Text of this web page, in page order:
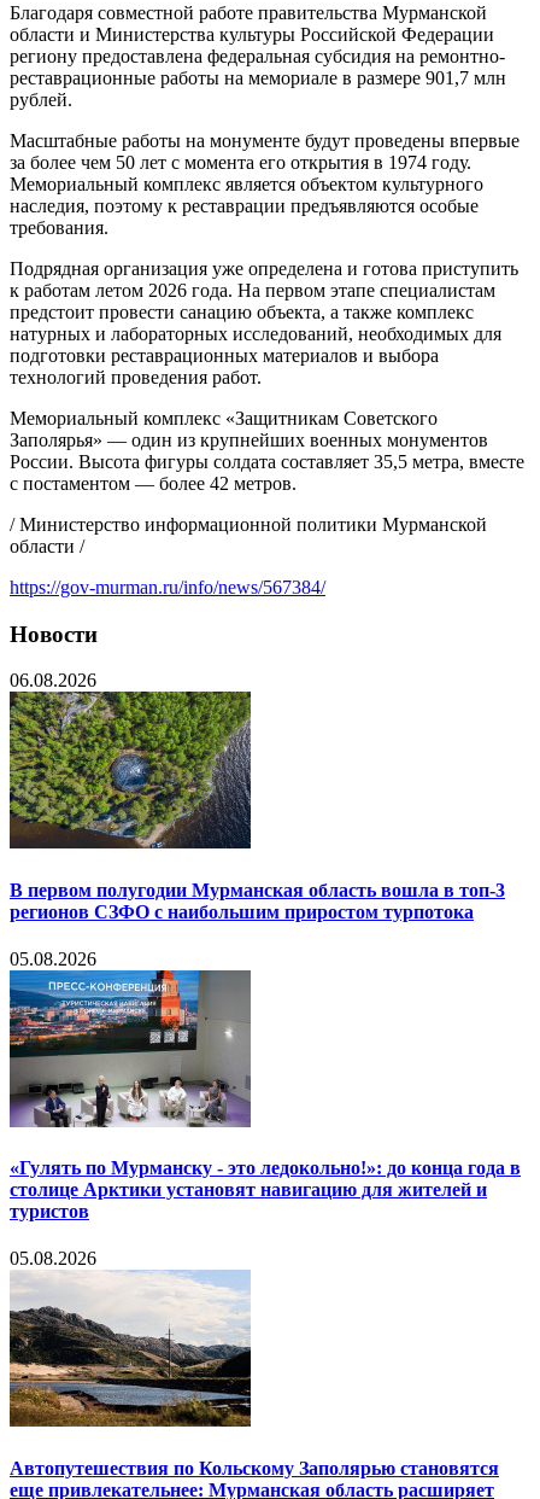
Благодаря совместной работе правительства Мурманской
области и Министерства культуры Российской Федерации
региону предоставлена федеральная субсидия на ремонтно-
реставрационные работы на мемориале в размере 901,7 млн
рублей.
Масштабные работы на монументе будут проведены впервые
за более чем 50 лет с момента его открытия в 1974 году.
Мемориальный комплекс является объектом культурного
наследия, поэтому к реставрации предъявляются особые
требования.
Подрядная организация уже определена и готова приступить
к работам летом 2026 года. На первом этапе специалистам
предстоит провести санацию объекта, а также комплекс
натурных и лабораторных исследований, необходимых для
подготовки реставрационных материалов и выбора
технологий проведения работ.
Мемориальный комплекс «Защитникам Советского
Заполярья» — один из крупнейших военных монументов
России. Высота фигуры солдата составляет 35,5 метра, вместе
с постаментом — более 42 метров.
/ Министерство информационной политики Мурманской
области /
https://gov-murman.ru/info/news/567384/
Новости
06.08.2026
В первом полугодии Мурманская область вошла в топ-3
регионов СЗФО с наибольшим приростом турпотока
05.08.2026
«Гулять по Мурманску - это ледокольно!»: до конца года в
столице Арктики установят навигацию для жителей и
туристов
05.08.2026
Автопутешествия по Кольскому Заполярью становятся
еще привлекательнее: Мурманская область расширяет